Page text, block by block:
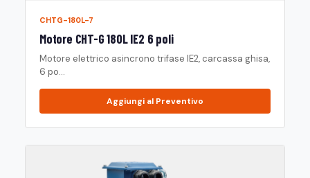
CHTG-180L-7
Motore CHT-G 180L IE2 6 poli
Motore elettrico asincrono trifase IE2, carcassa ghisa,
6 po...
Aggiungi al Preventivo